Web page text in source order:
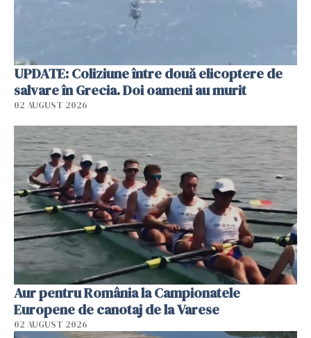
UPDATE: Coliziune între două elicoptere de
salvare în Grecia. Doi oameni au murit
02 AUGUST 2026
Aur pentru România la Campionatele
Europene de canotaj de la Varese
02 AUGUST 2026